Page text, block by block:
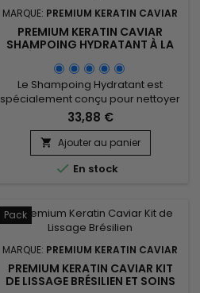
MARQUE: PREMIUM KERATIN CAVIAR
PREMIUM KERATIN CAVIAR
SHAMPOING HYDRATANT À LA
1000ML
Le Shampoing Hydratant est
spécialement conçu pour nettoyer
en profondeur et hydrater
intensément les cheveux secs,
abîmés ou fragilisés. Enrichi en
kératine hydrolysée et en protéine
de soie, il répare la fibre capillaire,
fourchues. Premium Keratin Caviar
Shampoing hydratant à la
33,88 €
 Ajouter au panier
 En stock
Pack
MARQUE: PREMIUM KERATIN CAVIAR
PREMIUM KERATIN CAVIAR KIT
DE LISSAGE BRÉSILIEN ET SOINS